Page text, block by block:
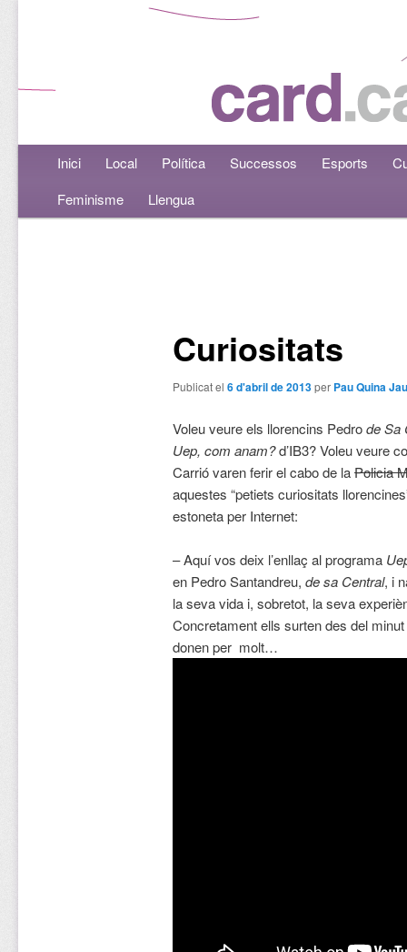
Menú principalAneu al contingut principal
Aneu al contingut secundari
Inici Local Política Successos Esports
Feminisme
Llengua
Curiositats
Publicat el 6 d'abril de 2013per Pau Quina
Voleu veure els llorencins Pedrode Sa
Uep, com anam?d’IB3? Voleu veure
Carrió varen ferir el cabo de laPolicia
aquestes “petiets curiositats
estoneta per Internet:
– Aquí vos deix l’enllaç al programa
en Pedro Santandreu, de sa Central, i
la seva vida i, sobretot, la seva
Concretament ells surten des del
donen per molt…